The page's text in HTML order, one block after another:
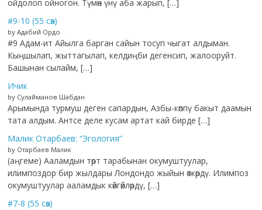
ойдолоп ойногон. Түмөн үнү аба жарып, […]
#9-10 (55 сөз)
by Адабий Ордо
#9 Адам-ит Айылга барган сайын тосуп чыгат алдыман.
Кыңшылап, жыттагылап, келдиңби дегенсип, жалооруйт.
Башынан сылайм, […]
Ичик
by Сулайманов Шабдан
Арымында турмуш деген сапардын, Азбы-көппү бакыт даамын
тата алдым. Антсе деле кусам артат кай бирде […]
Малик Отарбаев: “Эгология”
by Отарбаев Малик
(аңгеме) Ааламдын төрт тарабынан окумуштуулар,
илимпоздор бир жылдары Лондондо жыйын өткөрдү. Илимпоз
окумуштуулар ааламдык көйгөйлөрдү, […]
#7-8 (55 сөз)